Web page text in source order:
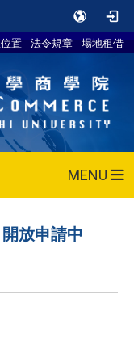
置 法令規章 場地租借
MENU
放申請中